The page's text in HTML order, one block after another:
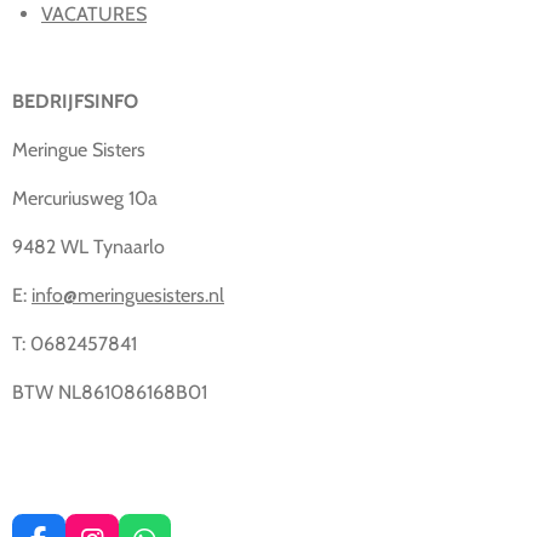
VACATURES
BEDRIJFSINFO
Meringue Sisters
Mercuriusweg 10a
9482 WL Tynaarlo
E: info@meringuesisters.nl
T: 0682457841
BTW NL861086168B01